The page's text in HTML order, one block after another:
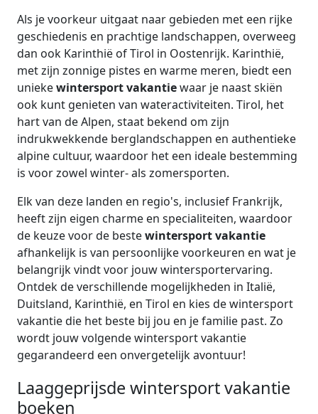
Als je voorkeur uitgaat naar gebieden met een rijke
geschiedenis en prachtige landschappen, overweeg
dan ook Karinthië of Tirol in Oostenrijk. Karinthië,
met zijn zonnige pistes en warme meren, biedt een
uniekewintersport vakantiewaar je naast skiën
ook kunt genieten van wateractiviteiten. Tirol, het
hart van de Alpen, staat bekend om zijn
indrukwekkende berglandschappen en authentieke
alpine cultuur, waardoor het een ideale bestemming
is voor zowel winter- als zomersporten.
Elk van deze landen en regio's, inclusief Frankrijk,
heeft zijn eigen charme en specialiteiten, waardoor
de keuze voor de bestewintersport vakantie
afhankelijk is van persoonlijke voorkeuren en wat je
belangrijk vindt voor jouw wintersportervaring.
Ontdek de verschillende mogelijkheden in Italië,
Duitsland, Karinthië, en Tirol en kies de wintersport
vakantie die het beste bij jou en je familie past. Zo
wordt jouw volgende wintersport vakantie
gegarandeerd een onvergetelijk avontuur!
Laaggeprijsde wintersport vakantie
boeken